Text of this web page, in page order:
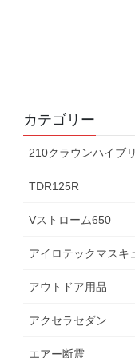
カテゴリー
210クラウンハイブ
TDR125R
Vストローム650
アイロテックマスキ
アウトドア用品
アクセラセダン
エアー断震